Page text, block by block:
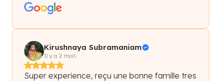
Kirushnaya Subramaniam
Il y a 2 mois
Super experience, reçu une bonne famille tres